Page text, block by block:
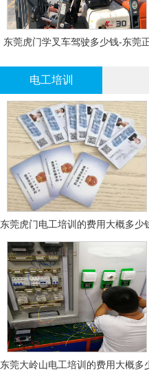
东莞虎门学叉车驾驶多少钱-东莞
电工培训
东莞虎门电工培训的费用大概多少
东莞大岭山电工培训的费用大概多